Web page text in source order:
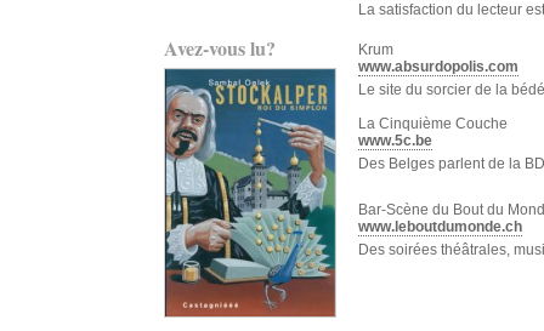
Avez-vous lu?
La satisfaction du lecteur
Krum
www.absurdopolis.com
Le site du sorcier de la
La Cinquième Couche
www.5c.be
Des Belges parlent de la
Bar-Scène du Bout du
www.leboutdumonde.ch
Des soirées théâtrales,